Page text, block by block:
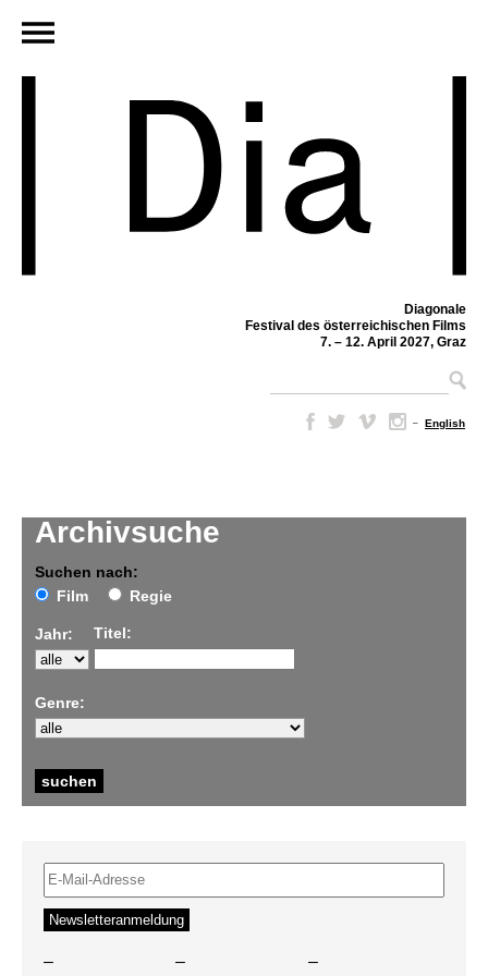
Diagonale
Festival des österreichischen Films
7. – 12. April 2027, Graz
– English
Archivsuche
Suchen nach:
Film
Regie
Jahr: Titel:
Genre:
– – –